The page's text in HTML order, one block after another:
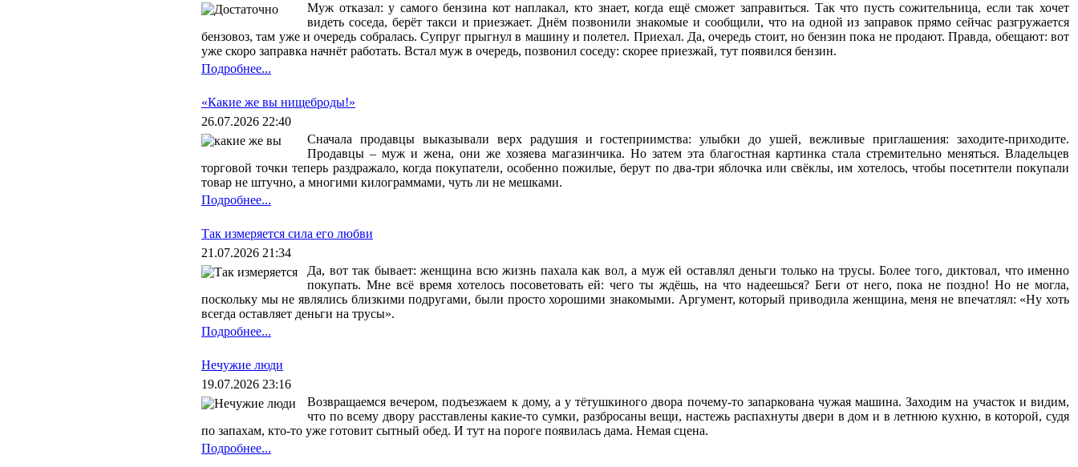
Муж отказал: у самого бензина кот наплакал, кто знает, когда ещё сможет заправиться. Так что пусть сожительница, если так хочет
видеть соседа, берёт такси и приезжает. Днём позвонили знакомые и сообщили, что на одной из заправок прямо сейчас разгружается
бензовоз, там уже и очередь собралась. Супруг прыгнул в машину и полетел. Приехал. Да, очередь стоит, но бензин пока не продают. Правда, обещают: вот
уже скоро заправка начнёт работать. Встал муж в очередь, позвонил соседу: скорее приезжай, тут появился бензин.
Подробнее...
«Какие же вы нищеброды!»
26.07.2026 22:40
Сначала продавцы выказывали верх радушия и гостеприимства: улыбки до ушей, вежливые приглашения: заходите-приходите.
Продавцы – муж и жена, они же хозяева магазинчика. Но затем эта благостная картинка стала стремительно меняться. Владельцев
торговой точки теперь раздражало, когда покупатели, особенно пожилые, берут по два-три яблочка или свёклы, им хотелось, чтобы посетители покупали
товар не штучно, а многими килограммами, чуть ли не мешками.
Подробнее...
Так измеряется сила его любви
21.07.2026 21:34
Да, вот так бывает: женщина всю жизнь пахала как вол, а муж ей оставлял деньги только на трусы. Более того, диктовал, что именно
покупать. Мне всё время хотелось посоветовать ей: чего ты ждёшь, на что надеешься? Беги от него, пока не поздно! Но не могла,
поскольку мы не являлись близкими подругами, были просто хорошими знакомыми. Аргумент, который приводила женщина, меня не впечатлял: «Ну хоть
всегда оставляет деньги на трусы».
Подробнее...
Нечужие люди
19.07.2026 23:16
Возвращаемся вечером, подъезжаем к дому, а у тётушкиного двора почему-то запаркована чужая машина. Заходим на участок и видим,
что по всему двору расставлены какие-то сумки, разбросаны вещи, настежь распахнуты двери в дом и в летнюю кухню, в которой, судя
по запахам, кто-то уже готовит сытный обед. И тут на пороге появилась дама. Немая сцена.
Подробнее...